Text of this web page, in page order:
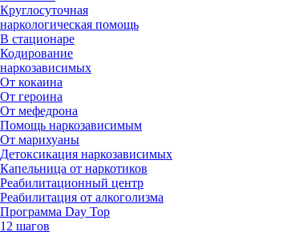
Круглосуточная
наркологическая помощь
В стационаре
Кодирование
наркозависимых
От кокаина
От героина
От мефедрона
Помощь наркозависимым
От марихуаны
Детоксикация наркозависимых
Капельница от наркотиков
Реабилитационный центр
Реабилитация от алкоголизма
Программа Day Top
12 шагов